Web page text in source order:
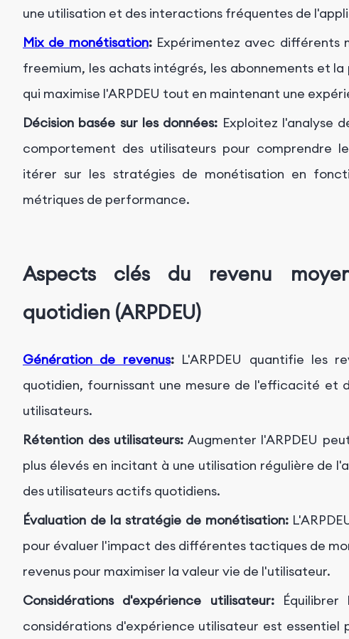
une utilisation et des interactions fréquentes de
Mix de monétisation:Expérimentez avec différents
freemium, les achats intégrés, les abonnements et
qui maximise l'ARPDEU tout en maintenant une
Décision basée sur les données: Exploitez l'analyse
comportement des utilisateurs pour comprendre
itérer sur les stratégies de monétisation en
métriques de performance.
Aspects clés du revenu
quotidien (ARPDEU)
Génération de revenus:L'ARPDEU quantifie les
quotidien, fournissant une mesure de l'efficacité et
utilisateurs.
Rétention des utilisateurs: Augmenter l'ARPDEU
plus élevés en incitant à une utilisation régulière de
des utilisateurs actifs quotidiens.
Évaluation de la stratégie de monétisation:
pour évaluer l'impact des différentes tactiques de
revenus pour maximiser la valeur vie de l'utilisateur.
Considérations d'expérience utilisateur:Équilibrer
considérations d'expérience utilisateur est